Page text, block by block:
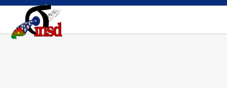
Aller
contenu
principal